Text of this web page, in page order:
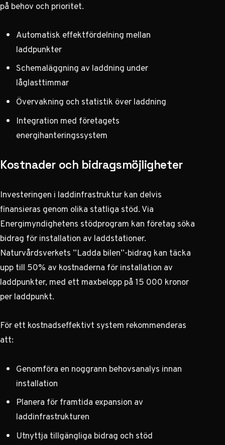
på behov och prioritet.
Automatisk effektfördelning mellan
laddpunkter
Schemaläggning av laddning under
låglasttimmar
Övervakning och statistik över laddning
Integration med företagets
energihanteringssystem
Kostnader och bidragsmöjligheter
Investeringen i laddinfrastruktur kan delvis
finansieras genom olika statliga stöd. Via
Energimyndighetens stödprogram kan företag söka
bidrag för installation av laddstationer.
Naturvårdsverkets ”Ladda bilen”-bidrag kan täcka
upp till 50% av kostnaderna för installation av
laddpunkter, med ett maxbelopp på 15 000 kronor
per laddpunkt.
För ett kostnadseffektivt system rekommenderas
att:
Genomföra en noggrann behovsanalys innan
installation
Planera för framtida expansion av
laddinfrastrukturen
Utnyttja tillgängliga bidrag och stöd